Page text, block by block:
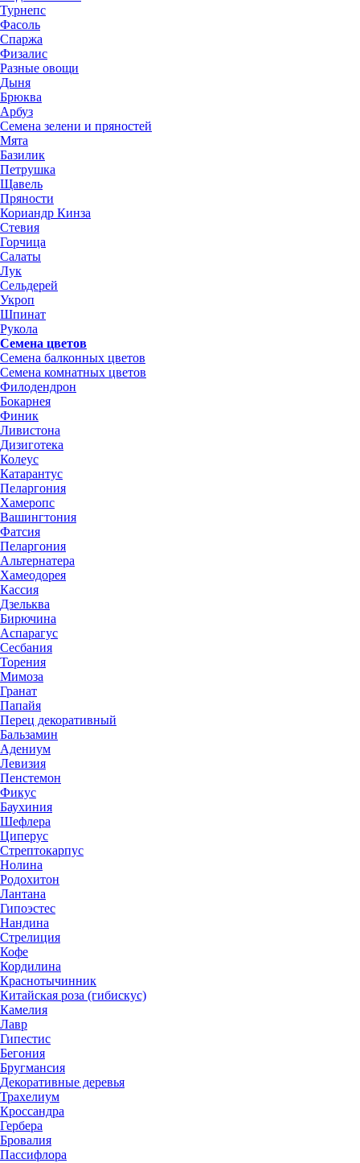
Турнепс
Фасоль
Спаржа
Физалис
Разные овощи
Дыня
Брюква
Арбуз
Семена зелени и пряностей
Мята
Базилик
Петрушка
Щавель
Пряности
Кориандр Кинза
Стевия
Горчица
Салаты
Лук
Сельдерей
Укроп
Шпинат
Рукола
Семена цветов
Семена балконных цветов
Семена комнатных цветов
Филодендрон
Бокарнея
Финик
Ливистона
Дизиготека
Колеус
Катарантус
Пеларгония
Хамеропс
Вашингтония
Фатсия
Пеларгония
Альтернатера
Хамеодорея
Кассия
Дзельква
Бирючина
Аспарагус
Сесбания
Торения
Мимоза
Гранат
Папайя
Перец декоративный
Бальзамин
Адениум
Левизия
Пенстемон
Фикус
Баухиния
Шефлера
Циперус
Стрептокарпус
Нолина
Родохитон
Лантана
Гипоэстес
Нандина
Стрелиция
Кофе
Кордилина
Краснотычинник
Китайская роза (гибискус)
Камелия
Лавр
Гипестис
Бегония
Бругмансия
Декоративные деревья
Трахелиум
Кроссандра
Гербера
Бровалия
Пассифлора